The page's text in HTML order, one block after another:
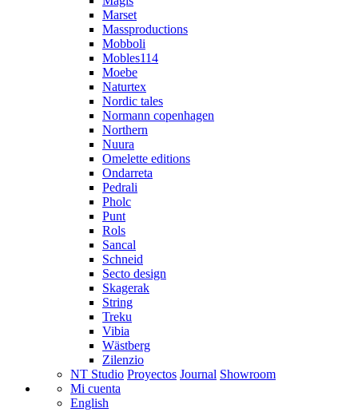
Marset
Massproductions
Mobboli
Mobles114
Moebe
Naturtex
Nordic tales
Normann copenhagen
Northern
Nuura
Omelette editions
Ondarreta
Pedrali
Pholc
Punt
Rols
Sancal
Schneid
Secto design
Skagerak
String
Treku
Vibia
Wästberg
Zilenzio
NT Studio Proyectos Journal Showroom
Mi cuenta
English